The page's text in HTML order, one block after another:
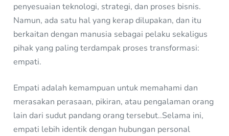
penyesuaian teknologi, strategi, dan proses bisnis.
Namun, ada satu hal yang kerap dilupakan, dan itu
berkaitan dengan manusia sebagai pelaku sekaligus
pihak yang paling terdampak proses transformasi:
empati.
Empati adalah kemampuan untuk memahami dan
merasakan perasaan, pikiran, atau pengalaman orang
lain dari sudut pandang orang tersebut..Selama ini,
empati lebih identik dengan hubungan personal